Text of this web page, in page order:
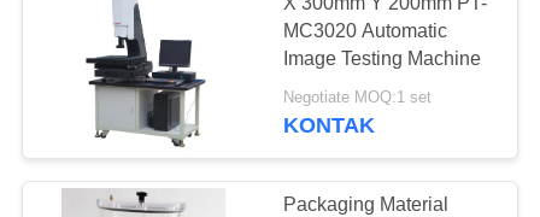
kamar uji iklim
MC3020 Automatic
Image Testing Machine
Negotiate MOQ:1 set
KONTAK
Packaging Material